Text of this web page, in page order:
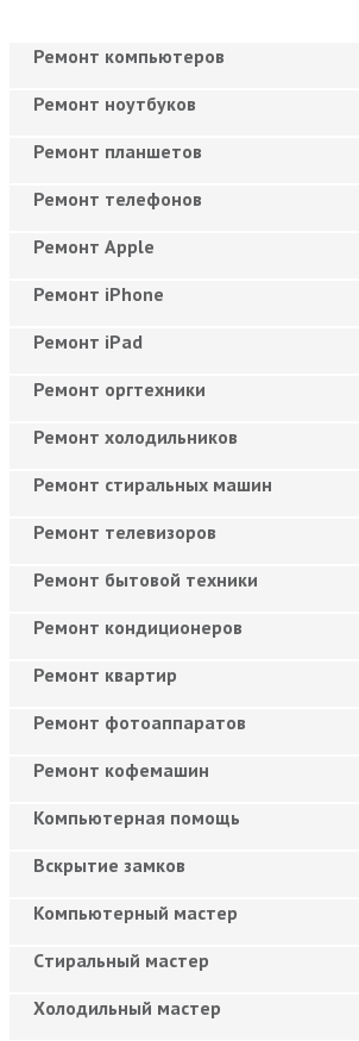
Ремонт компьютеров
Ремонт ноутбуков
Ремонт планшетов
Ремонт телефонов
Ремонт Apple
Ремонт iPhone
Ремонт iPad
Ремонт оргтехники
Ремонт холодильников
Ремонт стиральных машин
Ремонт телевизоров
Ремонт бытовой техники
Ремонт кондиционеров
Ремонт квартир
Ремонт фотоаппаратов
Ремонт кофемашин
Компьютерная помощь
Вскрытие замков
Компьютерный мастер
Cтиральный мастер
Холодильный мастер